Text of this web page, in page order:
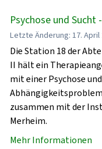
Psychose und Sucht
Letzte Änderung: 17. April
Die Station 18 der
II hält ein
mit einer Psychose
zusammen mit der
Merheim.
Mehr Informationen